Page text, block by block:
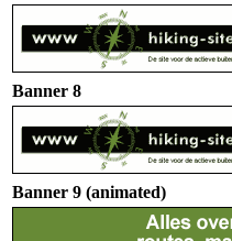
Banner 8
Banner 9 (animated)